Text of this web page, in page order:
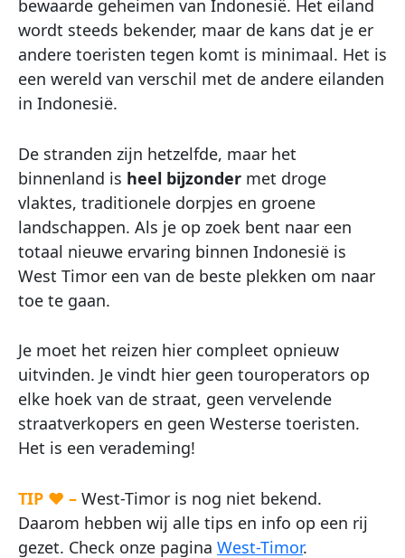
bewaarde geheimen van Indonesië. Het eiland
wordt steeds bekender, maar de kans dat je er
andere toeristen tegen komt is minimaal. Het is
een wereld van verschil met de andere eilanden
in Indonesië.
De stranden zijn hetzelfde, maar het
binnenland is heel bijzonder met droge
vlaktes, traditionele dorpjes en groene
landschappen. Als je op zoek bent naar een
totaal nieuwe ervaring binnen Indonesië is
West Timor een van de beste plekken om naar
toe te gaan.
Je moet het reizen hier compleet opnieuw
uitvinden. Je vindt hier geen touroperators op
elke hoek van de straat, geen vervelende
straatverkopers en geen Westerse toeristen.
Het is een verademing!
TIP ♥ – West-Timor is nog niet bekend.
Daarom hebben wij alle tips en info op een rij
gezet. Check onze pagina West-Timor.